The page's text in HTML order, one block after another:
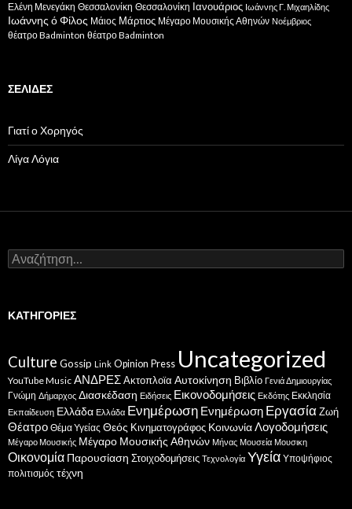
Ελένη Μενεγάκη Θεσσαλονίκη Θεσσαλονίκη Ιανουάριος Ιωάννης Γ. Μιχαηλίδης
Ιωάννης ό Φίλος Μάιος Μάρτιος Μέγαρο Μουσικής Αθηνών Νοέμβριος
θέατρο Badminton θέατρο Badminton
ΣΕΛΊΔΕΣ
Γιατί ο Χορηγός
Λίγα Λόγια
Αναζήτηση
για:
ΚΑΤΗΓΟΡΊΕΣ
Culture Gossip Link Opinion Press Uncategorized
YouTube Music ΑΝΔΡΕΣΑκτοπλοϊα Αυτοκίνηση Βιβλίο Γενιά Δημιουργίας
Γνώμη Δήμαρχος Διασκέδαση Ειδήσεις Εικονοδομήσεις Εκδότης Εκκλησία
Εκπαίδευση Ελλάδα Ελλάδα Ενημέρωση Ενημέρωση ΕργασίαΖωή
Θέατρο Θέμα Υγείας Θεός Κινηματογράφος ΚοινωνίαΛογοδομήσεις
Μέγαρο Μουσικής Μέγαρο Μουσικής Αθηνών Μήνας Μουσεία Μουσικη
Οικονομία Παρουσίαση Στοιχοδομήσεις Τεχνολογία Υγεία Υποψήφιος
πολιτισμός τέχνη